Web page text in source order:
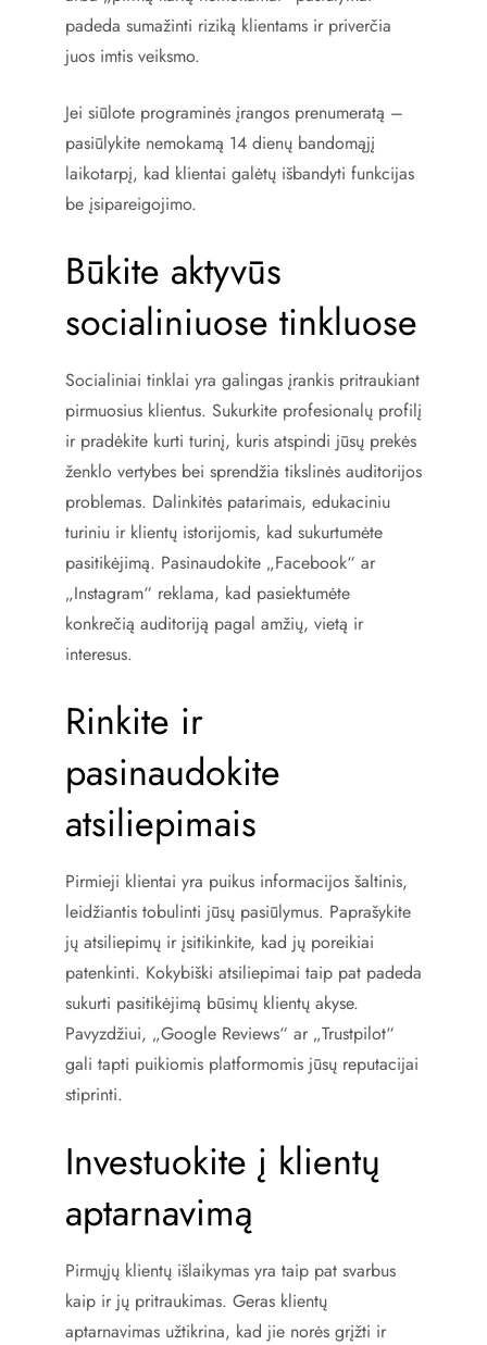
padeda sumažinti riziką klientams ir priverčia
juos imtis veiksmo.
Jei siūlote programinės įrangos prenumeratą –
pasiūlykite nemokamą 14 dienų bandomąjį
laikotarpį, kad klientai galėtų išbandyti funkcijas
be įsipareigojimo.
Būkite aktyvūs
socialiniuose tinkluose
Socialiniai tinklai yra galingas įrankis pritraukiant
pirmuosius klientus. Sukurkite profesionalų profilį
ir pradėkite kurti turinį, kuris atspindi jūsų prekės
ženklo vertybes bei sprendžia tikslinės auditorijos
problemas. Dalinkitės patarimais, edukaciniu
turiniu ir klientų istorijomis, kad sukurtumėte
pasitikėjimą. Pasinaudokite „Facebook“ ar
„Instagram“ reklama, kad pasiektumėte
konkrečią auditoriją pagal amžių, vietą ir
interesus.
Rinkite ir
pasinaudokite
atsiliepimais
Pirmieji klientai yra puikus informacijos šaltinis,
leidžiantis tobulinti jūsų pasiūlymus. Paprašykite
jų atsiliepimų ir įsitikinkite, kad jų poreikiai
patenkinti. Kokybiški atsiliepimai taip pat padeda
sukurti pasitikėjimą būsimų klientų akyse.
Pavyzdžiui, „Google Reviews“ ar „Trustpilot“
gali tapti puikiomis platformomis jūsų reputacijai
stiprinti.
Investuokite į klientų
aptarnavimą
Pirmųjų klientų išlaikymas yra taip pat svarbus
kaip ir jų pritraukimas. Geras klientų
aptarnavimas užtikrina, kad jie norės grįžti ir